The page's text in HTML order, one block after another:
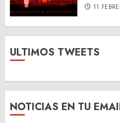
11
ULTIMOS TWEETS
NOTICIAS EN TU